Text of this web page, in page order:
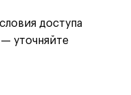
доступа
уточняйте